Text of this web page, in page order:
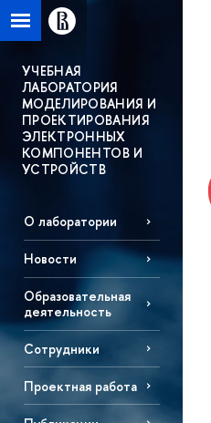
УЧЕБНАЯ
ЛАБОРАТОРИЯ
МОДЕЛИРОВАНИЯ И
ПРОЕКТИРОВАНИЯ
ЭЛЕКТРОННЫХ
КОМПОНЕНТОВ И
УСТРОЙСТВ
О лаборатории
Новости
Образовательная
деятельность
Сотрудники
Проектная работа